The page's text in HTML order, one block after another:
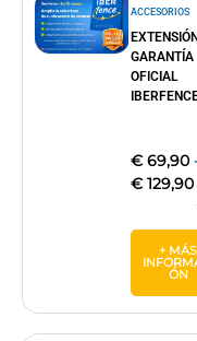
ACCESORIOS
GARANTÍA
OFICIAL
€69,90
€129,90
+ MÁS
ÓN